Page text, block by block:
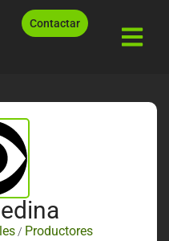
Contactar
/ Productores